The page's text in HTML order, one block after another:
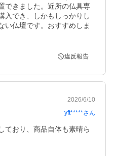
できました。近所の仏具専
入でき、しかもしっかりし
い仏壇です。おすすめしま
違反報告
2026/6/10
yft*****さん
ており、商品自体も素晴ら